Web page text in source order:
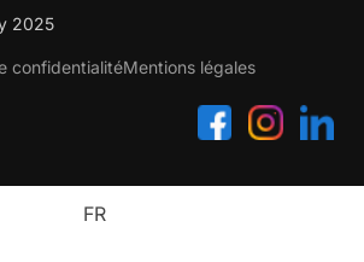
2025
confidentialitéMentions légales
FR